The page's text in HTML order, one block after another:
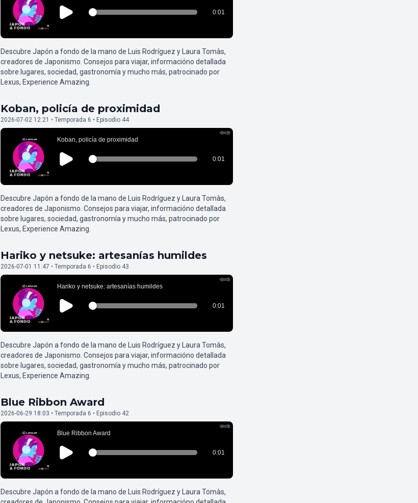
Descubre Japón a fondo de la mano de Luis Rodríguez y Laura Tomàs,
creadores de Japonismo. Consejos para viajar, informacióno detallada
sobre lugares, sociedad, gastronomía y mucho más, patrocinado por
Lexus, Experience Amazing.
Koban, policía de proximidad
2026-07-02 12:21 • Temporada 6 • Episodio 44
Descubre Japón a fondo de la mano de Luis Rodríguez y Laura Tomàs,
creadores de Japonismo. Consejos para viajar, informacióno detallada
sobre lugares, sociedad, gastronomía y mucho más, patrocinado por
Lexus, Experience Amazing.
Hariko y netsuke: artesanías humildes
2026-07-01 11:47 • Temporada 6 • Episodio 43
Descubre Japón a fondo de la mano de Luis Rodríguez y Laura Tomàs,
creadores de Japonismo. Consejos para viajar, informacióno detallada
sobre lugares, sociedad, gastronomía y mucho más, patrocinado por
Lexus, Experience Amazing.
Blue Ribbon Award
2026-06-29 18:03 • Temporada 6 • Episodio 42
Descubre Japón a fondo de la mano de Luis Rodríguez y Laura Tomàs,